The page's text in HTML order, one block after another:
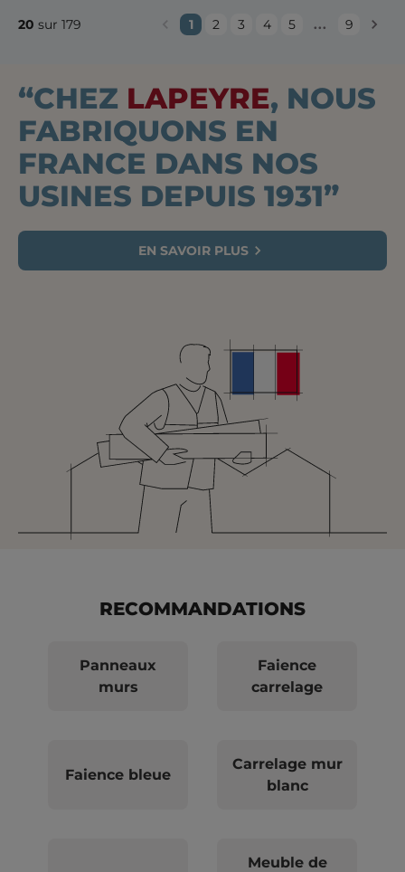
1 2 3 4 5 ... 9
20 sur 179
“CHEZ LAPEYRE, NOUS
FABRIQUONS EN
FRANCE DANS NOS
USINES DEPUIS 1931”
EN SAVOIR PLUS
RECOMMANDATIONS
Panneaux
murs
Faience
carrelage
Faience bleue
Carrelage mur
blanc
Meuble de